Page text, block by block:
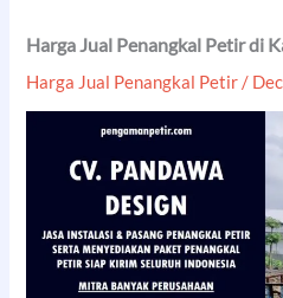
Harga Jual Penangkal Petir di
Harga Jual Penangkal Petir /